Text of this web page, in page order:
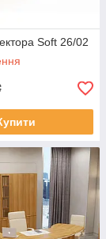
Soft 26/02